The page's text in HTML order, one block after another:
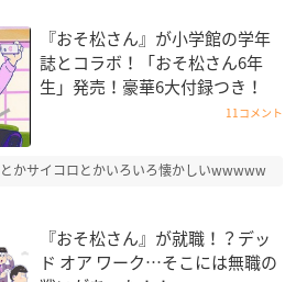
『おそ松さん』が小学館の学年
誌とコラボ！「おそ松さん6年
生」発売！豪華6大付録つき！
11コメント
かサイコロとかいろいろ懐かしいwwwww
『おそ松さん』が就職！？デッ
ド オア ワーク…そこには無職の